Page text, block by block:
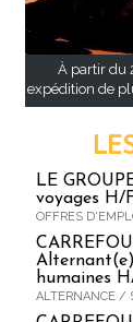
À partir du
expédition de
LE
voyages H/
OFFRES
humaines
ALTERNANCE /